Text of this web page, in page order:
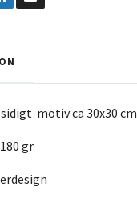
motiv ca 30x30 cm
gr